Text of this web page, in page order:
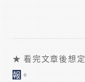
★ 看完文章後想
報 。